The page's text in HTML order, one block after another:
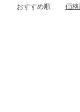
おすすめ順 価